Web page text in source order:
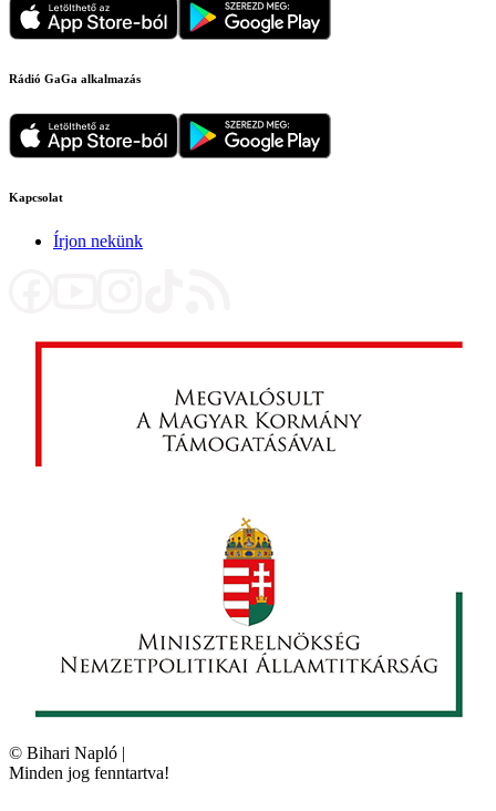
Rádió GaGa alkalmazás
Kapcsolat
Írjon nekünk
© Bihari Napló |
Minden jog fenntartva!